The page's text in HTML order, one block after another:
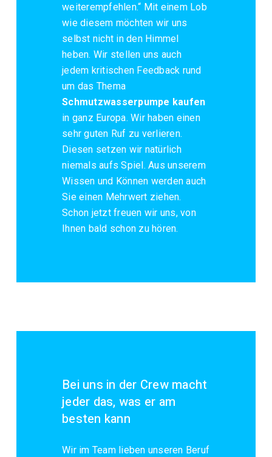
weiterempfehlen.“ Mit einem Lob
wie diesem möchten wir uns
selbst nicht in den Himmel
heben. Wir stellen uns auch
jedem kritischen Feedback rund
um das Thema
Schmutzwasserpumpe kaufen
in ganz Europa. Wir haben einen
sehr guten Ruf zu verlieren.
Diesen setzen wir natürlich
niemals aufs Spiel. Aus unserem
Wissen und Können werden auch
Sie einen Mehrwert ziehen.
Schon jetzt freuen wir uns, von
Ihnen bald schon zu hören.
Bei uns in der Crew macht
jeder das, was er am
besten kann
Wir im Team lieben unseren Beruf